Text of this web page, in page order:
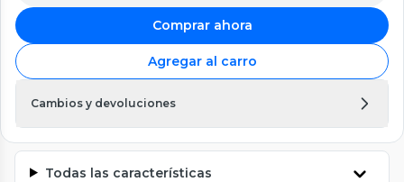
Comprar ahora
Agregar al carro
Cambios y devoluciones
Todas las características